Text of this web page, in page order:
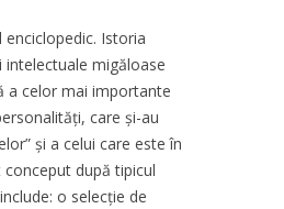
Istoria
migăloase
a celor mai importante
care și-au
și a celui care este în
după tipicul
o selecție de